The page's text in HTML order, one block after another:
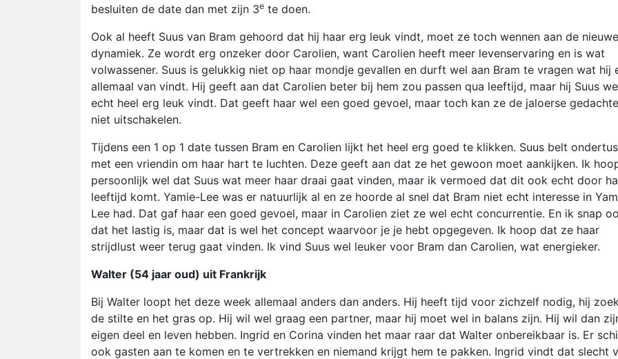
besluiten de date dan met zijn 3e te doen.
Ook al heeft Suus van Bram gehoord dat hij haar erg leuk vindt, moet ze toch wennen aan de nieuwe
dynamiek. Ze wordt erg onzeker door Carolien, want Carolien heeft meer levenservaring en is wat
volwassener. Suus is gelukkig niet op haar mondje gevallen en durft wel aan Bram te vragen wat hij
allemaal van vindt. Hij geeft aan dat Carolien beter bij hem zou passen qua leeftijd, maar hij Suus
echt heel erg leuk vindt. Dat geeft haar wel een goed gevoel, maar toch kan ze de jaloerse
niet uitschakelen.
Tijdens een 1 op 1 date tussen Bram en Carolien lijkt het heel erg goed te klikken. Suus belt
met een vriendin om haar hart te luchten. Deze geeft aan dat ze het gewoon moet aankijken. Ik
persoonlijk wel dat Suus wat meer haar draai gaat vinden, maar ik vermoed dat dit ook echt door
leeftijd komt. Yamie-Lee was er natuurlijk al en ze hoorde al snel dat Bram niet echt interesse in
Lee had. Dat gaf haar een goed gevoel, maar in Carolien ziet ze wel echt concurrentie. En ik snap
dat het lastig is, maar dat is wel het concept waarvoor je je hebt opgegeven. Ik hoop dat ze haar
strijdlust weer terug gaat vinden. Ik vind Suus wel leuker voor Bram dan Carolien, wat energieker.
Walter (54 jaar oud) uit Frankrijk
Bij Walter loopt het deze week allemaal anders dan anders. Hij heeft tijd voor zichzelf nodig, hij
de stilte en het gras op. Hij wil wel graag een partner, maar hij moet wel in balans zijn. Hij wil dan
eigen deel en leven hebben. Ingrid en Corina vinden het maar raar dat Walter onbereikbaar is. Er
ook gasten aan te komen en te vertrekken en niemand krijgt hem te pakken. Ingrid vindt dat slecht